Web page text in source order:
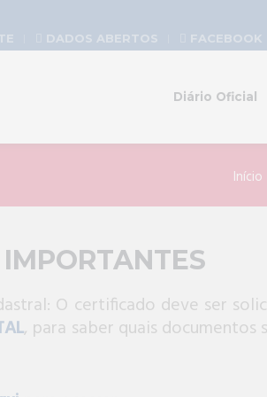
DADOS ABERTOS FACEBOOK
Diário Oficial
Início
O certificado deve ser
, para saber quais documentos